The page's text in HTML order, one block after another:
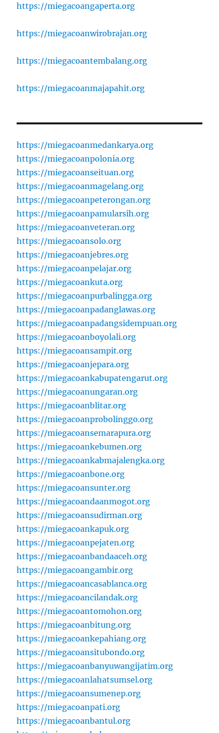
https://miegacoangaperta.org
https://miegacoanwirobrajan.org
https://miegacoantembalang.org
https://miegacoanmajapahit.org
https://miegacoanmedankarya.org
https://miegacoanpolonia.org
https://miegacoanseituan.org
https://miegacoanmagelang.org
https://miegacoanpeterongan.org
https://miegacoanpamularsih.org
https://miegacoanveteran.org
https://miegacoansolo.org
https://miegacoanjebres.org
https://miegacoanpelajar.org
https://miegacoankuta.org
https://miegacoanpurbalingga.org
https://miegacoanpadanglawas.org
https://miegacoanpadangsidempuan.org
https://miegacoanboyolali.org
https://miegacoansampit.org
https://miegacoanjepara.org
https://miegacoankabupatengarut.org
https://miegacoanungaran.org
https://miegacoanblitar.org
https://miegacoanprobolinggo.org
https://miegacoansemarapura.org
https://miegacoankebumen.org
https://miegacoankabmajalengka.org
https://miegacoanbone.org
https://miegacoansunter.org
https://miegacoandaanmogot.org
https://miegacoansudirman.org
https://miegacoankapuk.org
https://miegacoanpejaten.org
https://miegacoanbandaaceh.org
https://miegacoangambir.org
https://miegacoancasablanca.org
https://miegacoancilandak.org
https://miegacoantomohon.org
https://miegacoanbitung.org
https://miegacoankepahiang.org
https://miegacoansitubondo.org
https://miegacoanbanyuwangijatim.org
https://miegacoanlahatsumsel.org
https://miegacoansumenep.org
https://miegacoanpati.org
https://miegacoanbantul.org